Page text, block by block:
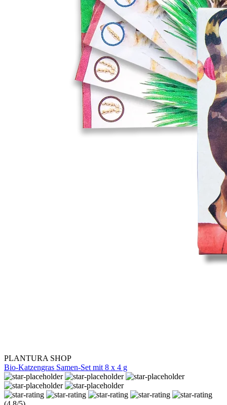
PLANTURA SHOP
Bio-Katzengras Samen-Set mit 8 x 4 g